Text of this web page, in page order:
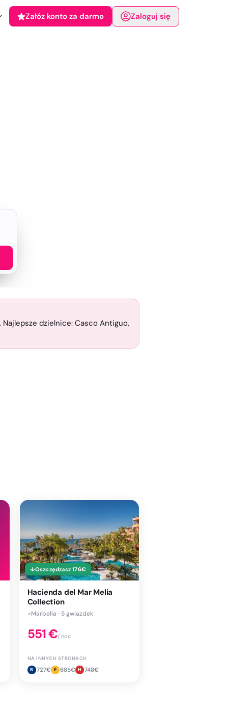
Załóż konto za darmo Zaloguj się
. Najlepsze dzielnice: Casco Antiguo,
↓Oszczędzasz 176€
Hacienda del Mar Melia
Collection
●Marbella · 5 gwiazdek
551€/ noc
NA INNYCH STRONACH
B 727€ E 685€ H 748€